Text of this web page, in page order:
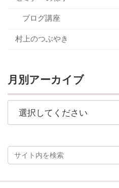
ブログ講座
村上のつぶやき
月別アーカイブ